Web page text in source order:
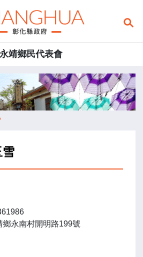
永靖鄉民代表會
鄉永南村開明路199號